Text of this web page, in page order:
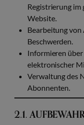
Registrierung im
Website.
Bearbeitung von
Beschwerden.
Informieren
elektronischer
Verwaltung des
Abonnenten.
2.1.